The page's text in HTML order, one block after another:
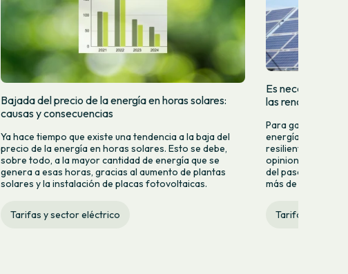
Bajada del precio de la energía en horas solares:
causas y consecuencias
Ya hace tiempo que existe una tendencia a la baja del
precio de la energía en horas solares. Esto se debe,
sobre todo, a la mayor cantidad de energía que se
genera a esas horas, gracias al aumento de plantas
solares y la instalación de placas fotovoltaicas.
Tarifas y sector eléctrico
Es necesario
las renovables
Para garantizar
energía
resiliente,
opiniones y
del pasado lunes
más de quince
Tarifas y sector